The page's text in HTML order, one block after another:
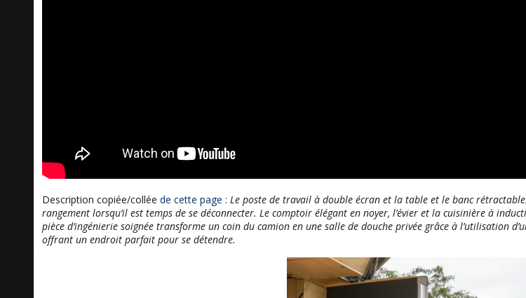
Description copiée/collée de cette page : Le poste de travail à double écran et la table et le banc
rangement lorsqu’il est temps de se déconnecter. Le comptoir élégant en noyer, l’évier et la cuisinière à
pièce d’ingénierie soignée transforme un coin du camion en une salle de douche privée grâce à l’utilisation
offrant un endroit parfait pour se détendre.